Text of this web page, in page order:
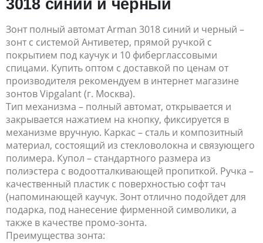
3018 синий и черный
Зонт полный автомат Arman 3018 синий и черный –
зонт с системой Антиветер, прямой ручкой с
покрытием под каучук и 10 фиберглассовыми
спицами. Купить оптом с доставкой по ценам от
производителя рекомендуем в интернет магазине
зонтов Vipgalant (г. Москва).
Тип механизма – полный автомат, открывается и
закрывается нажатием на кнопку, фиксируется в
механизме вручную. Каркас – сталь и композитный
материал, состоящий из стекловолокна и связующего
полимера. Купол – стандартного размера из
полиэстера с водоотталкивающей пропиткой. Ручка –
качественный пластик с поверхностью софт тач
(напоминающей каучук. Зонт отлично подойдет для
подарка, под нанесение фирменной символики, а
также в качестве промо-зонта.
Преимущества зонта: